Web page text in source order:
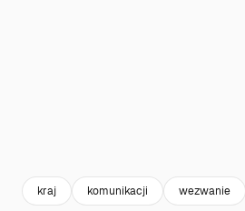
kraj komunikacji wezwanie